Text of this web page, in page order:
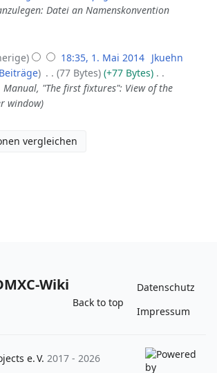
Datei an Namenskonvention
18:35, 1. Mai 2014 Jkuehn
Beiträge 77 Bytes +77 Bytes ‎
Manual, "The first fixtures": View of the
window
Wiki
Back to top
Datenschutz
Impressum
e. V. 2017 - 2026